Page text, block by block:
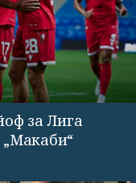
за Лига
„Макаби“